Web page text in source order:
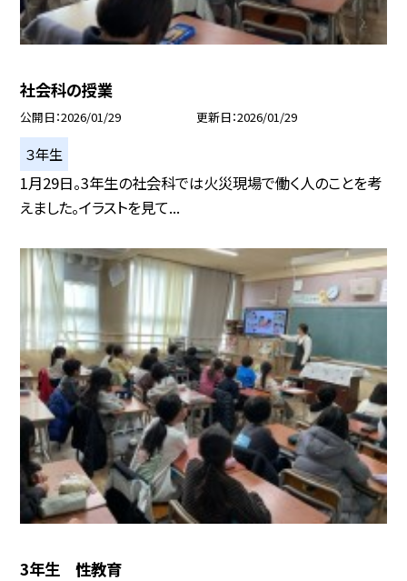
社会科の授業
公開日 2026/01/29 更新日 2026/01/29
３年生
1月29日。3年生の社会科では火災現場で働く人のことを考
えました。イラストを見て...
3年生 性教育